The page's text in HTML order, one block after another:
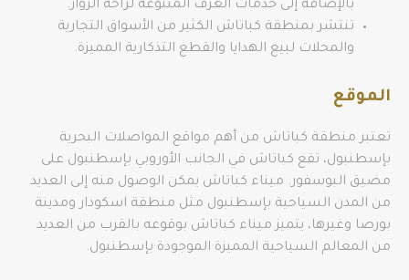
بالإضافة إلى خدمات الغرف المتنوعة لراحة الزوار.
تنتشر بمنطقة كباتاش الكثير من الأسواق التجارية
والمحلات لبيع الهدايا والقطع التذكارية المميزة.
الموقع
تعتبر منطقة كباتاش من أهم مواقع المواصلات البحرية
بإسطنبول، تقع كباتاش في الجانب الأوروبي بإسطنبول على
مضيق البوسفور. ميناء كباتاش يمكن الوصول منه إلى العديد
من المدن السياحية بإسطنبول مثل منطقة اسكودار ومدينة
بورصا وغيرها، يتميز ميناء كباتاش بوقوعه بالقرب من العديد
من المعالم السياحية المميزة الموجودة بإسطنبول.